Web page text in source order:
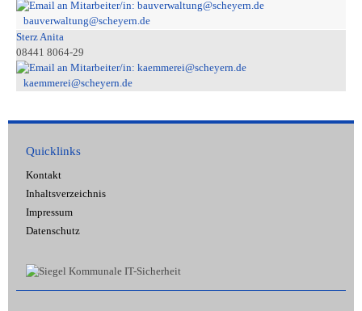
bauverwaltung@scheyern.de
Sterz Anita
08441 8064-29
kaemmerei@scheyern.de
Quicklinks
Kontakt
Inhaltsverzeichnis
Impressum
Datenschutz